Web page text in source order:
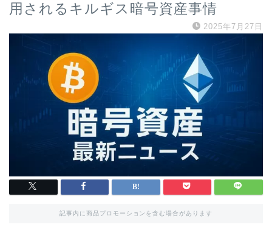
用されるキルギス暗号資産事情
2025年7月27日
記事内に商品プロモーションを含む場合があります